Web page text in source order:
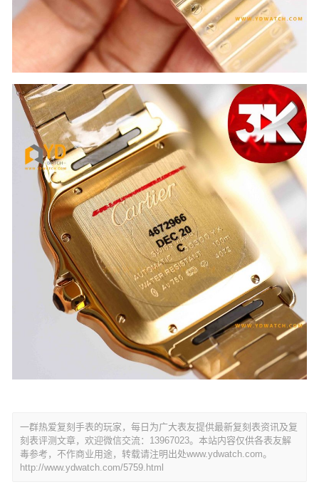
一群热爱复刻手表的玩家，每日为广大表友提供最新复刻表资讯及复
刻表评测文章，欢迎微信交流：13967023。本站内容仅供各表友解
毒参考，不作商业用途，转载请注明出处www.ydwatch.com。
http://www.ydwatch.com/5759.html